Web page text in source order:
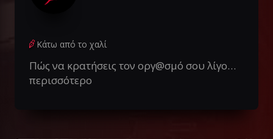
Κάτω από το χαλί
Πώς να κρατήσεις τον οργ@σμό σου λίγο…
περισσότερο